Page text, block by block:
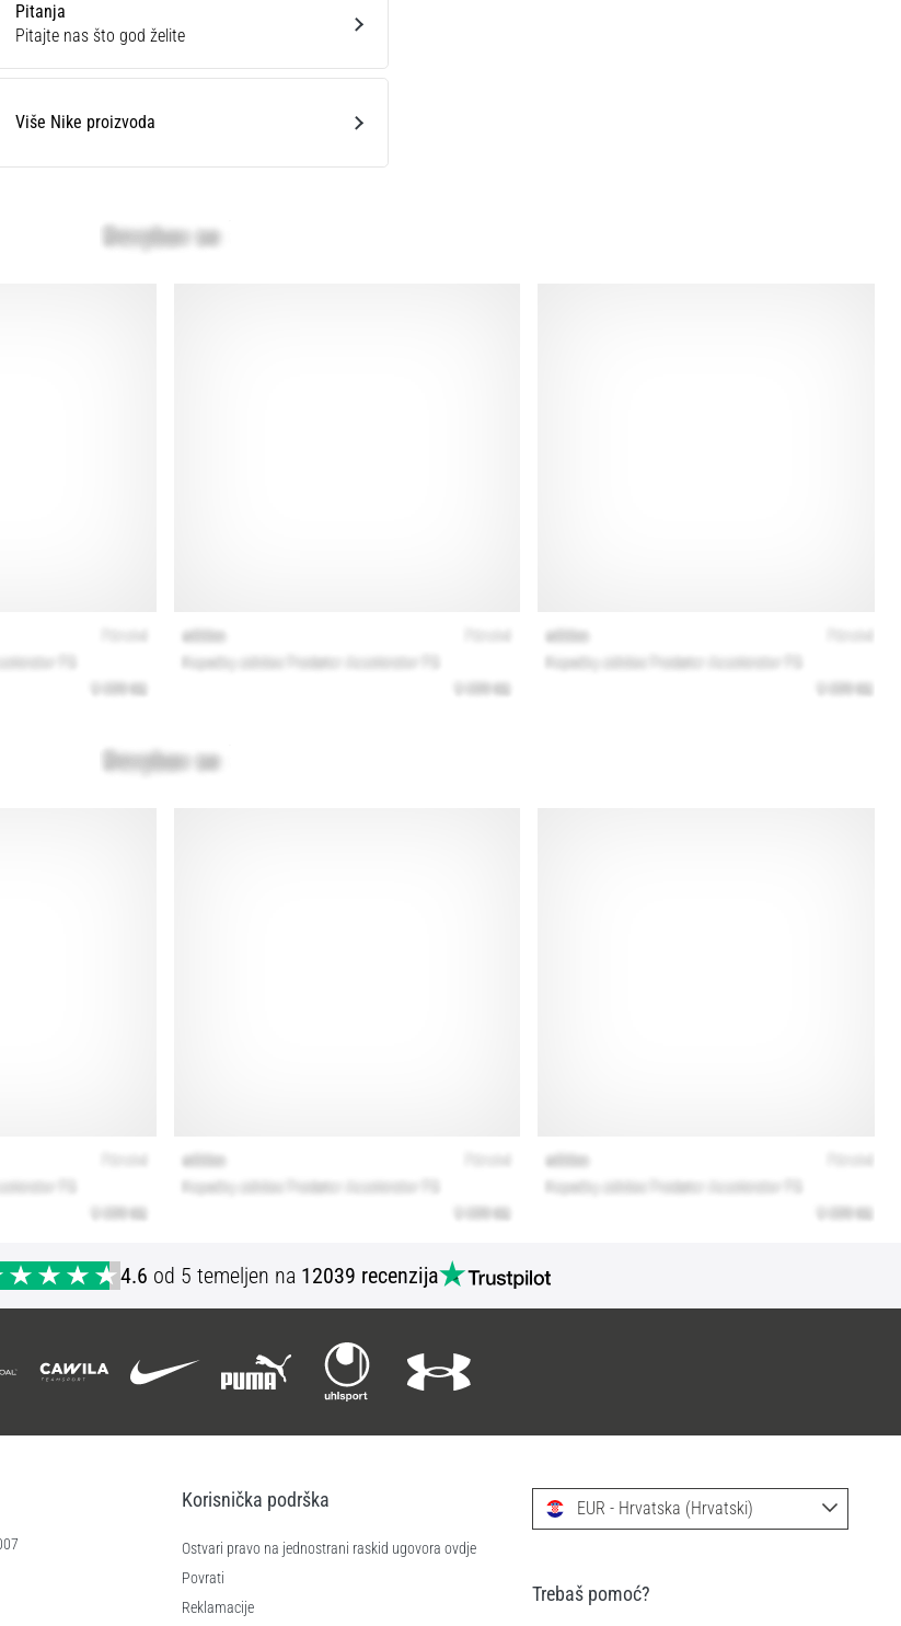
Pitanja
Pitajte nas što god želite
Više Nike proizvoda
4.6 od 5 temeljen na 12039 recenzija
Korisnička podrška
Ostvari pravo na jednostrani raskid ugovora ovdje
Povrati
Reklamacije
EUR - Hrvatska (Hrvatski)
Trebaš pomoć?